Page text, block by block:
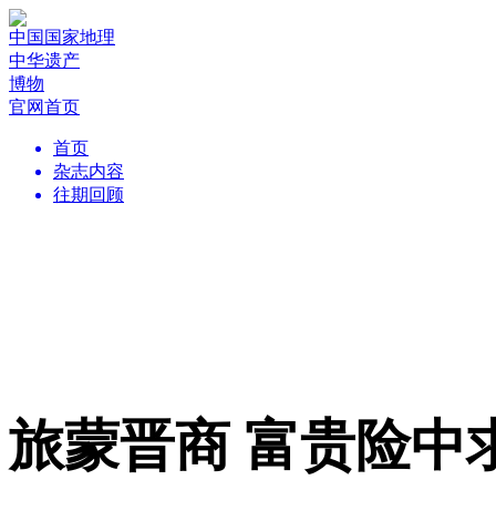
中国国家地理
中华遗产
博物
官网首页
首页
杂志内容
往期回顾
旅蒙晋商 富贵险中